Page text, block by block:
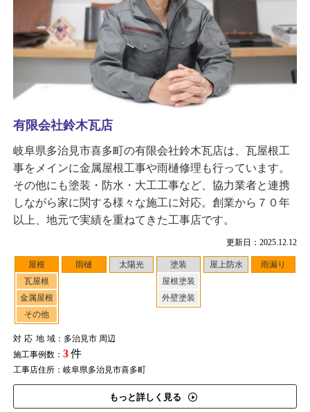
更新日：2025.12.12
屋根
瓦屋根
金属屋根
その他
雨樋 太陽光
塗装
屋根塗装
外壁塗装
屋上防水 雨漏り
対応地域：多治見市 周辺
施工事例数： 3件
工事店住所：岐阜県多治見市喜多町
もっと詳しく見る
有限会社鈴木瓦店
岐阜県多治見市喜多町の有限会社鈴木瓦店は、瓦屋根工
事をメインに金属屋根工事や雨樋修理も行っています。
その他にも塗装・防水・大工工事など、協力業者と連携
しながら家に関する様々な施工に対応。創業から７０年
以上、地元で実績を重ねてきた工事店です。